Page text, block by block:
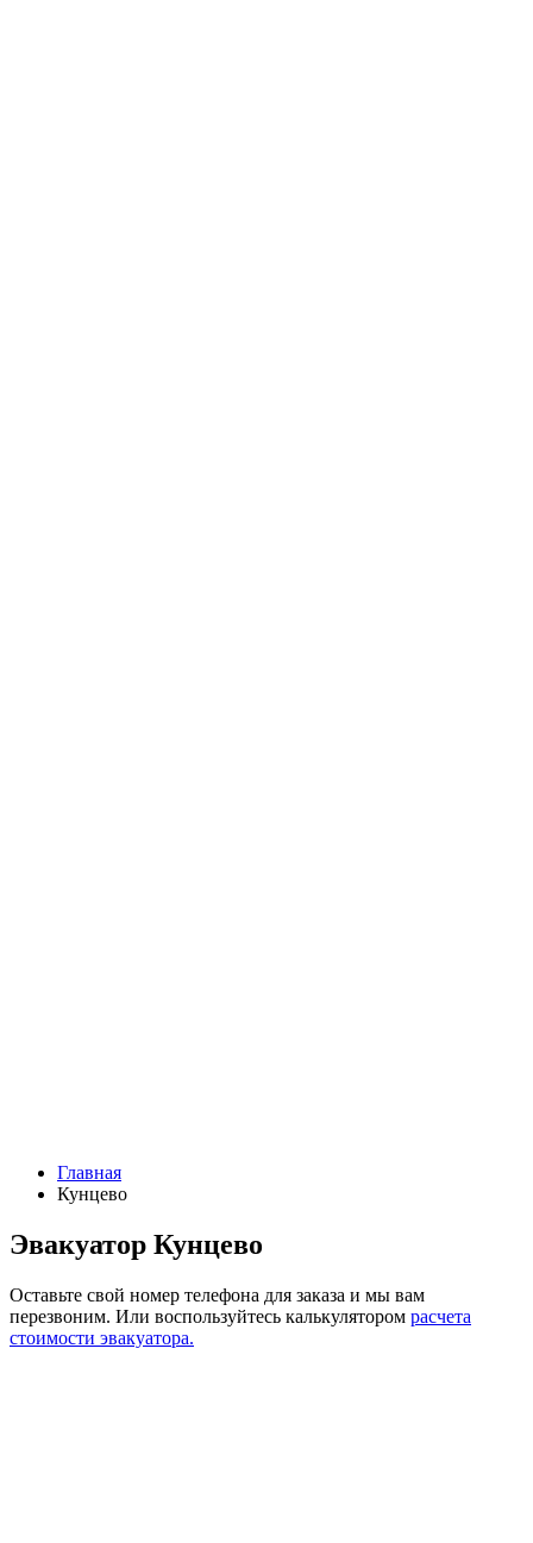
Главная
Кунцево
Эвакуатор Кунцево
Оставьте свой номер телефона для заказа и мы вам
перезвоним. Или воспользуйтесь калькулятором расчета
стоимости эвакуатора.